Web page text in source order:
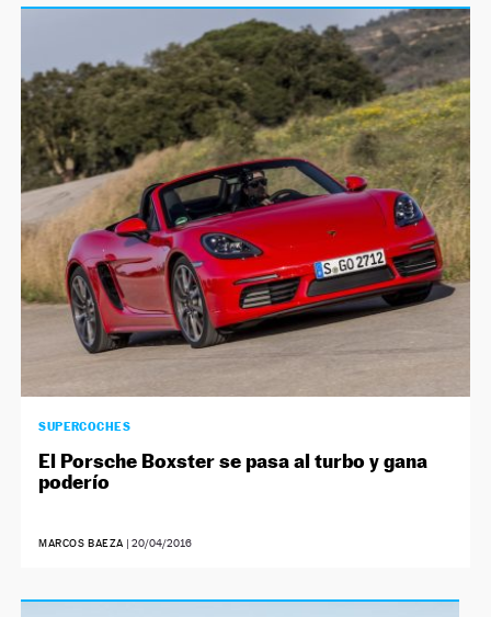
SUPERCOCHES
El Porsche Boxster se pasa al turbo y gana
poderío
MARCOS BAEZA |20/04/2016